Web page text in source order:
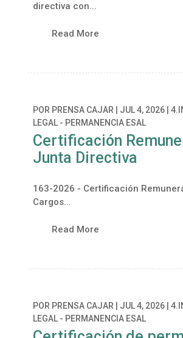
directiva con...
Read More
POR PRENSA CAJAR JUL 4, 2026|
LEGAL - PERMANENCIA ESAL
Certificación
Junta Directiva
163-2026 - Certificación
Cargos...
Read More
POR PRENSA CAJAR JUL 4, 2026|
LEGAL - PERMANENCIA ESAL